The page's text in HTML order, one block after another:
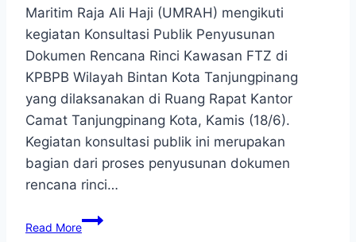
Maritim Raja Ali Haji (UMRAH) mengikuti
kegiatan Konsultasi Publik Penyusunan
Dokumen Rencana Rinci Kawasan FTZ di
KPBPB Wilayah Bintan Kota Tanjungpinang
yang dilaksanakan di Ruang Rapat Kantor
Camat Tanjungpinang Kota, Kamis (18/6).
Kegiatan konsultasi publik ini merupakan
bagian dari proses penyusunan dokumen
rencana rinci…
Read More
BP
Tanjungpinang